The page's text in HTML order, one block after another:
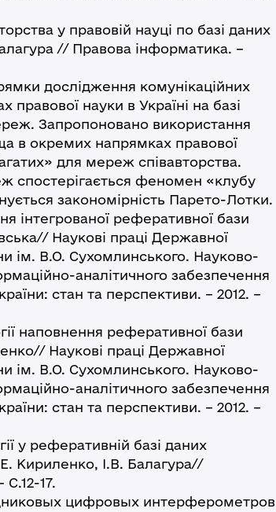
у правовій науці по базі даних
// Правова інформатика. –
дослідження комунікаційних
правової науки в Україні на базі
Запропоновано використання
в окремих напрямках правової
для мереж співавторства.
спостерігається феномен «клубу
закономірність Парето-Лотки.
інтегрованої реферативної бази
Наукові праці Державної
ім. В.О. Сухомлинського. Науково-
аналітичного забезпечення
стан та перспективи. – 2012. –
наповнення реферативної бази
Наукові праці Державної
ім. В.О. Сухомлинського. Науково-
аналітичного забезпечення
стан та перспективи. – 2012. –
у реферативній базі даних
Кириленко, І.В. Балагура//
17.
цифровых интерферометров